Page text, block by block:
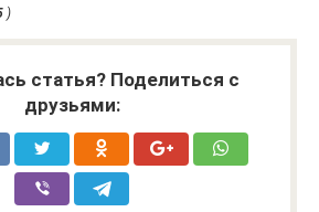
)
статья? Поделиться с
друзьями: